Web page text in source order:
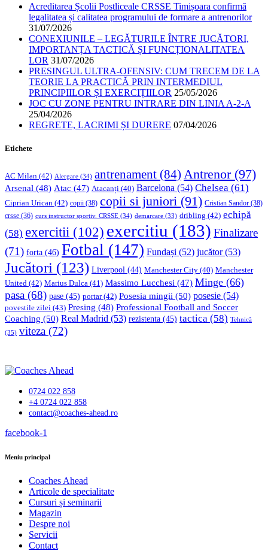
Acreditarea Școlii Postliceale CRSSE Timișoara confirmă
legalitatea și calitatea programului de formare a antrenorilor
31/07/2026
CONEXIUNILE – LEGĂTURILE ÎNTRE JUCĂTORI,
IMPORTANȚA TACTICĂ ȘI FUNCȚIONALITATEA
LOR 31/07/2026
PRESINGUL ULTRA-OFENSIV: CUM TRECEM DE LA
TEORIE LA PRACTICĂ PRIN INTERMEDIUL
PRINCIPIILOR ȘI EXERCIȚIILOR 25/05/2026
JOC CU ZONE PENTRU INTRARE DIN LINIA A-2-A
25/04/2026
REGRETE, LACRIMI ȘI DURERE 07/04/2026
Etichete
AC Milan (42) Alergare (34) antrenament (84) Antrenor(97)
Arsenal (48) Atac (47) Atacanți (40) Barcelona (54) Chelsea (61)
Ciprian Urican (42) copii (38) copii si juniori (91) Cristian Sandor (38)
crsse (36) curs instructor sportiv. CRSSE (34) demarcare (33) dribling (42) echipă
(58) exercitii (102) exercitiu (183) Finalizare
(71) forta (46) Fotbal (147) Fundași (52) jucător(53)
Jucători (123) Liverpool (44) Manchester City (40) Manchester
United (42) Marius Dulca (41) Massimo Lucchesi (47) Minge (66)
pasa (68) pase (45) portar(42) Posesia mingii (50) posesie (54)
povestile zilei (43) Presing (48) Professional Football and Soccer
Coaching (50) Real Madrid (53) rezistenta (45) tactica (58) Tehnică
(35) viteza (72)
0724 022 858
+4 0724 022 858
contact@coaches-ahead.ro
facebook-1
Meniu principal
Coaches Ahead
Articole de specialitate
Cursuri și seminarii
Magazin
Despre noi
Servicii
Contact